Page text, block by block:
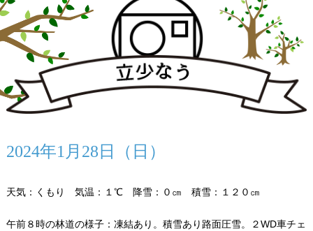
2024年1月28日（日）
天気：くもり 気温：１℃ 降雪：０㎝ 積雪：１２０㎝
午前８時の林道の様子：凍結あり。積雪あり路面圧雪。２WD車チェ